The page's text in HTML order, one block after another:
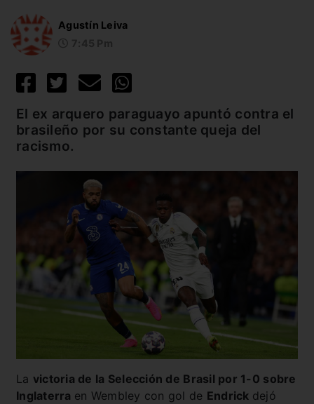
Agustín Leiva
El ex arquero paraguayo apuntó contra el
brasileño por su constante queja del
racismo.
La victoria de la Selección de Brasil por 1-0 sobre
Inglaterra en Wembley con gol de Endrick dejó